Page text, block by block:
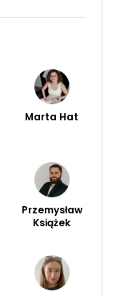
Marta Hat
Przemysław
Książek